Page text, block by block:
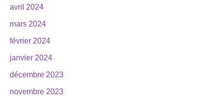
avril 2024
mars 2024
février 2024
janvier 2024
décembre 2023
novembre 2023